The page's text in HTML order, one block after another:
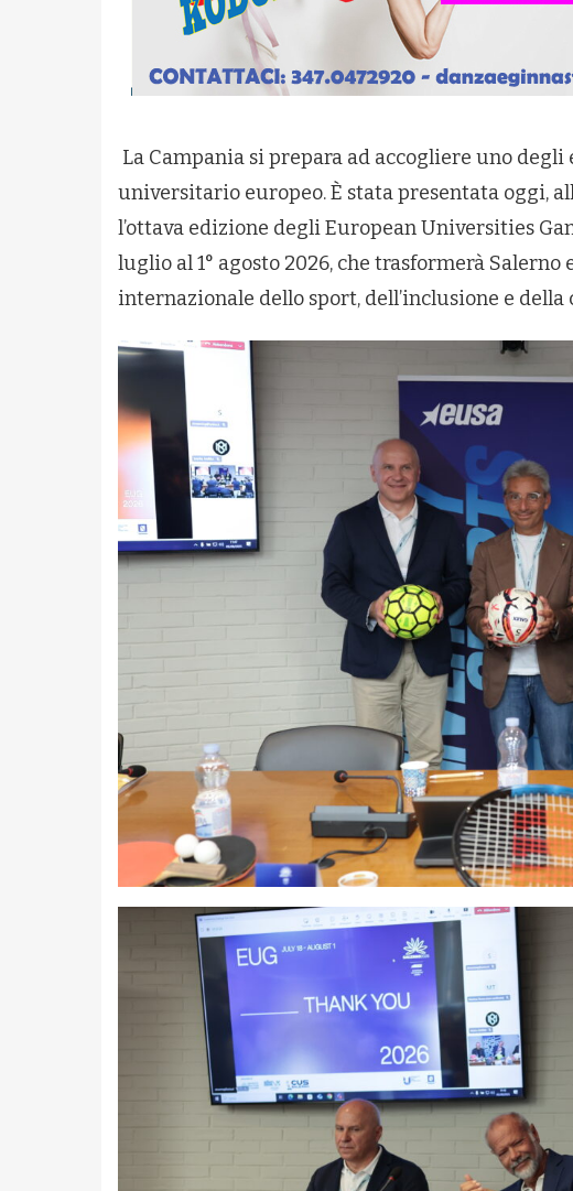
La Campania si prepara ad accogliere uno
universitario europeo. È stata presentata oggi,
l’ottava edizione degli European Universities
luglio al 1° agosto 2026, che trasformerà
internazionale dello sport, dell’inclusione e